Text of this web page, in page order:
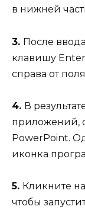
в нижней
3. После
клавишу
справа от
4. В
приложений,
PowerPoint.
иконка
5. Кликните
чтобы